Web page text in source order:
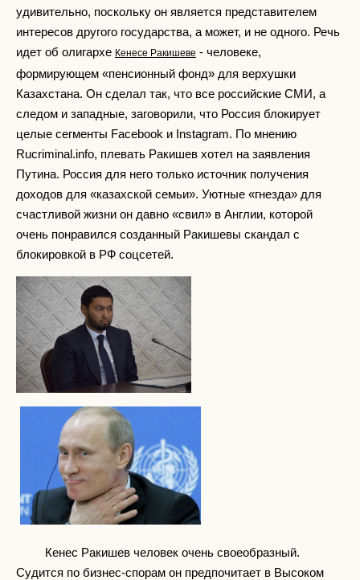
удивительно, поскольку он является представителем
интересов другого государства, а может, и не одного. Речь
идет об олигархе Кенесе Ракишеве - человеке,
формирующем «пенсионный фонд» для верхушки
Казахстана. Он сделал так, что все российские СМИ, а
следом и западные, заговорили, что Россия блокирует
целые сегменты Facebook и Instagram. По мнению
Rucriminal.info, плевать Ракишев хотел на заявления
Путина. Россия для него только источник получения
доходов для «казахской семьи». Уютные «гнезда» для
счастливой жизни он давно «свил» в Англии, которой
очень понравился созданный Ракишевы скандал с
блокировкой в РФ соцсетей.
Кенес Ракишев человек очень своеобразный.
Судится по бизнес-спорам он предпочитает в Высоком